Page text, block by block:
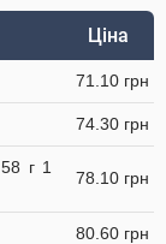
Ціна
71.10 грн
74.30 грн
г 1
78.10 грн
80.60 грн